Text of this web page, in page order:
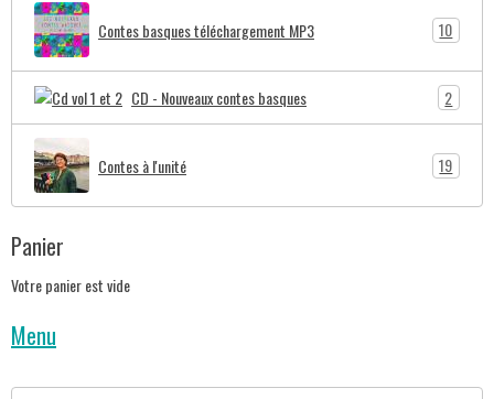
Contes basques téléchargement MP3 10
CD - Nouveaux contes basques 2
Contes à l'unité 19
Panier
Votre panier est vide
Menu